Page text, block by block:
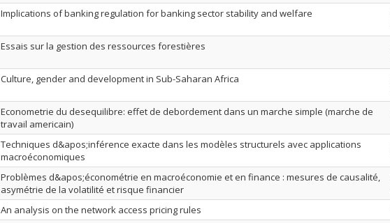
Implications of banking regulation for banking sector stability and welfare
Essais sur la gestion des ressources forestières
Culture, gender and development in Sub-Saharan Africa
Econometrie du desequilibre: effet de debordement dans un marche simple (marche de
travail americain)
Techniques d&apos;inférence exacte dans les modèles structurels avec applications
macroéconomiques
Problèmes d&apos;économétrie en macroéconomie et en finance : mesures de causalité,
asymétrie de la volatilité et risque financier
An analysis on the network access pricing rules